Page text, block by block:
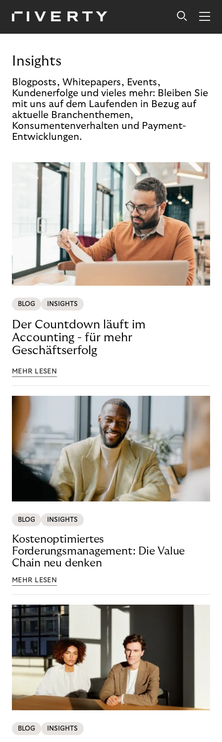
Insights
Blogposts, Whitepapers, Events,
Kundenerfolge und vieles mehr: Bleiben Sie
mit uns auf dem Laufenden in Bezug auf
aktuelle Branchenthemen,
Konsumentenverhalten und Payment-
Entwicklungen.
BLOG INSIGHTS
Der Countdown läuft im
Accounting - für mehr
Geschäftserfolg
MEHR LESEN
BLOG INSIGHTS
Kostenoptimiertes
Forderungsmanagement: Die Value
Chain neu denken
MEHR LESEN
BLOG INSIGHTS